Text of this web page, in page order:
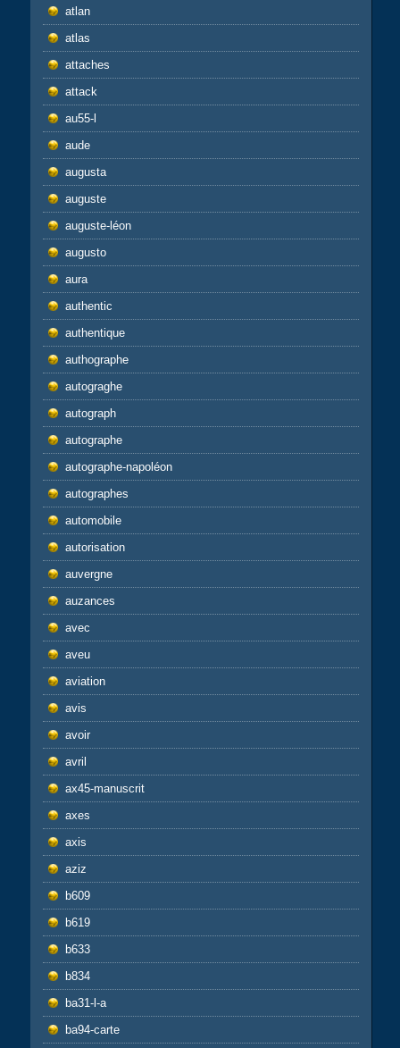
atlan
atlas
attaches
attack
au55-l
aude
augusta
auguste
auguste-léon
augusto
aura
authentic
authentique
authographe
autograghe
autograph
autographe
autographe-napoléon
autographes
automobile
autorisation
auvergne
auzances
avec
aveu
aviation
avis
avoir
avril
ax45-manuscrit
axes
axis
aziz
b609
b619
b633
b834
ba31-l-a
ba94-carte